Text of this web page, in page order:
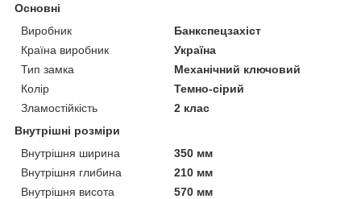
Основні
Виробник
Банкспецзахіст
Країна виробник
Україна
Тип замка
Механічний ключовий
Колір
Темно-сірий
Зламостійкість
2 клас
Внутрішні розміри
Внутрішня ширина
350 мм
Внутрішня глибина
210 мм
Внутрішня висота
570 мм